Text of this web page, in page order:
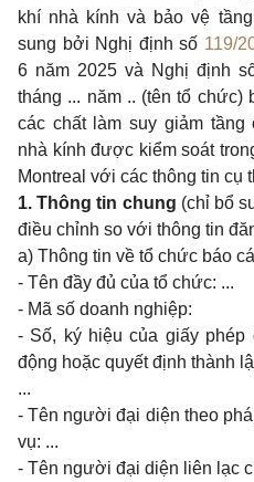
khí nhà kính và bảo vệ
sung bởi Nghị định số 119/
6 năm 2025 và Nghị định
tháng ... năm .. (tên tổ chức)
các chất làm suy giảm tầng
nhà kính được kiểm soát
Montreal với các thông tin cụ
1. Thông tin chung (chỉ bổ
điều chỉnh so với thông tin
a) Thông tin về tổ chức báo
- Tên đầy đủ của tổ chức: ...
- Mã số doanh nghiệp:
- Số, ký hiệu của giấy phép
động hoặc quyết định thành
...
- Tên người đại diện theo
vụ: ...
- Tên người đại diện liên lạc